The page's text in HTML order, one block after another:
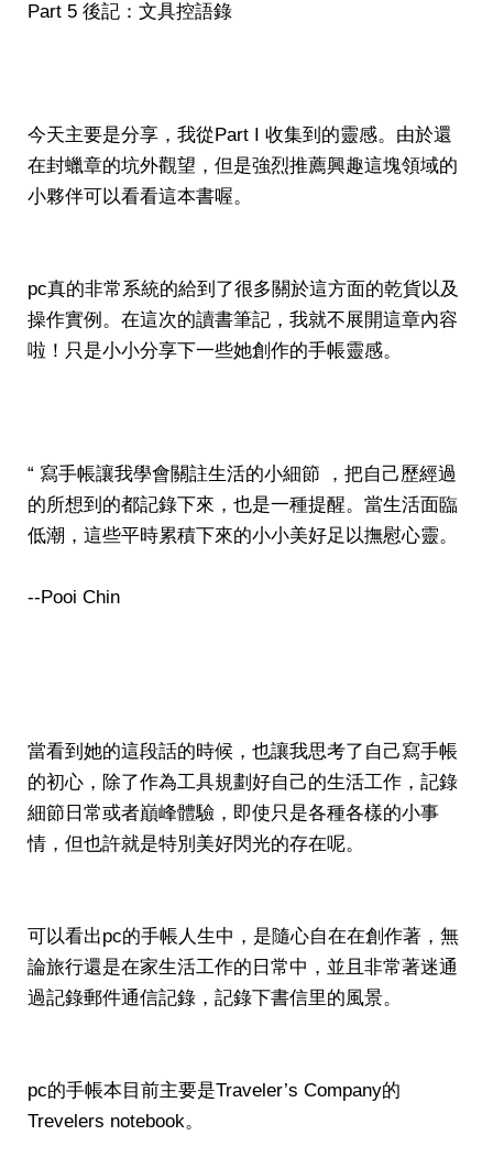
Part 5 後記：文具控語錄
今天主要是分享，我從Part I 收集到的靈感。由於還
在封蠟章的坑外觀望，但是強烈推薦興趣這塊領域的
小夥伴可以看看這本書喔。
pc真的非常系統的給到了很多關於這方面的乾貨以及
操作實例。在這次的讀書筆記，我就不展開這章內容
啦！只是小小分享下一些她創作的手帳靈感。
“ 寫手帳讓我學會關註生活的小細節 ，把自己歷經過
的所想到的都記錄下來，也是一種提醒。當生活面臨
低潮，這些平時累積下來的小小美好足以撫慰心靈。
--Pooi Chin
當看到她的這段話的時候，也讓我思考了自己寫手帳
的初心，除了作為工具規劃好自己的生活工作，記錄
細節日常或者巔峰體驗，即使只是各種各樣的小事
情，但也許就是特別美好閃光的存在呢。
可以看出pc的手帳人生中，是隨心自在在創作著，無
論旅行還是在家生活工作的日常中，並且非常著迷通
過記錄郵件通信記錄，記錄下書信里的風景。
pc的手帳本目前主要是Traveler’s Company的
Trevelers notebook。